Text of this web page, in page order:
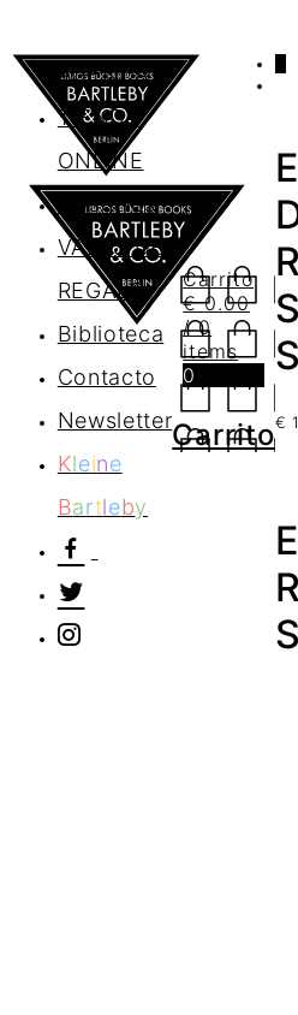
AGENDA
TIENDA
ONLINE
Nosotros
VALES DE
REGALO
Biblioteca
Contacto
Newsletter
Kleine
Bartleby
Carrito
€0.00
/ 0
items
0
Carrito€